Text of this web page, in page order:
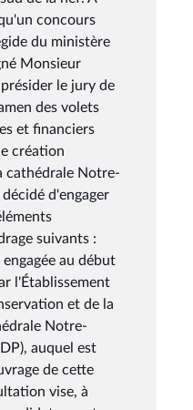
concours
du ministère
Monsieur
le jury de
des volets
et financiers
création
cathédrale Notre-
d'engager
suivants :
au début
l'Établissement
et de la
Notre-
auquel est
de cette
vise, à